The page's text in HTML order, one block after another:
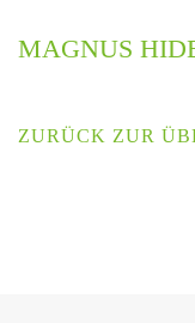
MAGNUS
ZURÜCK ZUR